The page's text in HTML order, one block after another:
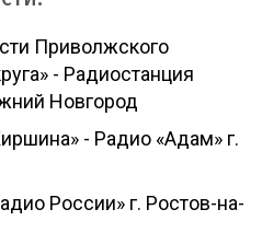
Приволжского
- Радиостанция
Новгород
- Радио «Адам» г.
России» г. Ростов-на-